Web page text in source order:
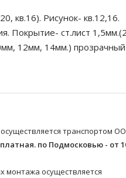
кв.16). Рисунок- кв.12,16.
Покрытие- ст.лист
12мм, 14мм.)
транспортом
по Подмосковью - от
монтажа осуществляется